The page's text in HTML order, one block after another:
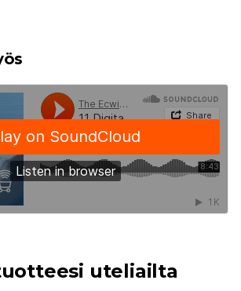
uteliailta